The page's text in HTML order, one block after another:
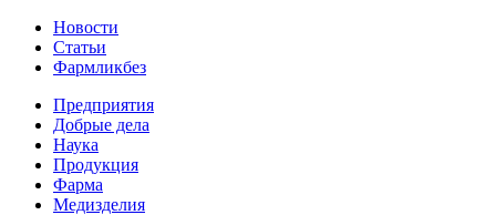
Новости
Статьи
Фармликбез
Предприятия
Добрые дела
Наука
Продукция
Фарма
Медизделия